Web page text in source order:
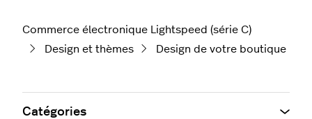
Commerce électronique Lightspeed (série C)
Design et thèmes
Design de votre boutique
Catégories